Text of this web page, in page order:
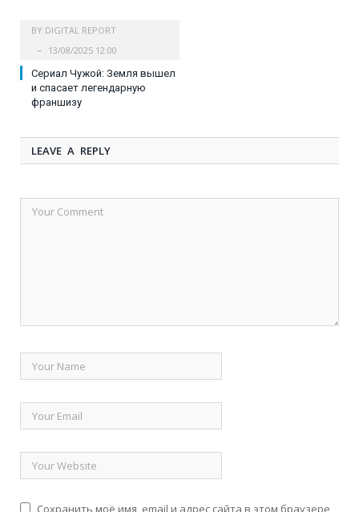
BY DIGITAL REPORT
13/08/2025 12:00
Сериал Чужой: Земля вышел
и спасает легендарную
франшизу
LEAVE A REPLY
Сохранить моё имя, email и адрес сайта в этом браузере